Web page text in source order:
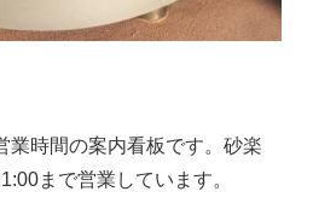
業時間の案内看板です。砂楽
まで営業しています。